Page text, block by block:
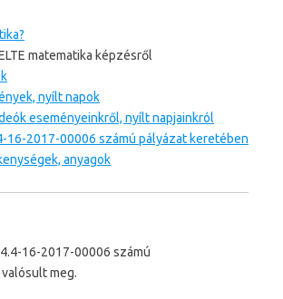
matematika képzésről
nyílt napok
eseményeinkről, nyílt napjainkról
16-2017-00006 számú pályázat keretében
anyagok
16-2017-00006 számú
meg.